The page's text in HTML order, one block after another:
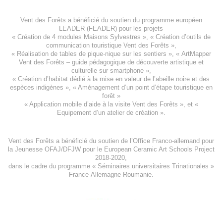
Vent des Forêts a bénéficié du soutien du programme européen
LEADER (FEADER) pour les projets
« Création de 4 modules Maisons Sylvestres », « Création d’outils de
communication touristique Vent des Forêts »,
« Réalisation de tables de pique-nique sur les sentiers », « ArtMapper
Vent des Forêts – guide pédagogique de découverte artistique et
culturelle sur smartphone »,
« Création d’habitat dédié à la mise en valeur de l’abeille noire et des
espèces indigènes », « Aménagement d’un point d’étape touristique en
forêt»
« Application mobile d’aide à la visite Vent des Forêts », et «
Equipement d’un atelier de création».
Vent des Forêts a bénéficié du soutien de l’Office Franco-allemand pour
la Jeunesse OFAJ/DFJWpour leEuropean Ceramic Art Schools Project
2018-2020
dans le cadre du programme « Séminaires universitaires Trinationales »
France-Allemagne-Roumanie.